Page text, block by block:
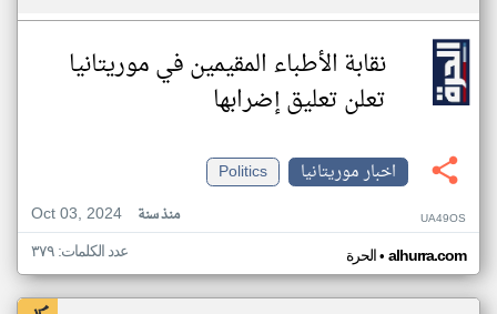
نقابة الأطباء المقيمين في موريتانيا
تعلن تعليق إضرابها
اخبار موريتانيا
Politics
Oct 03, 2024
منذ سنة UA49OS
الحرة• alhurra.com عدد الكلمات: ٣٧٩